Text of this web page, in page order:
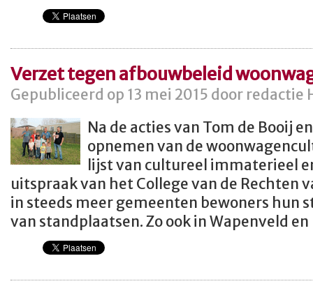
Verzet tegen afbouwbeleid
Gepubliceerd op 13 mei 2015 door redactie
Na de acties van Tom de Booij
opnemen van de
lijst van cultureel immaterieel
uitspraak van het College van de Rechten
in steeds meer gemeenten bewoners hun
van standplaatsen. Zo ook in Wapenveld